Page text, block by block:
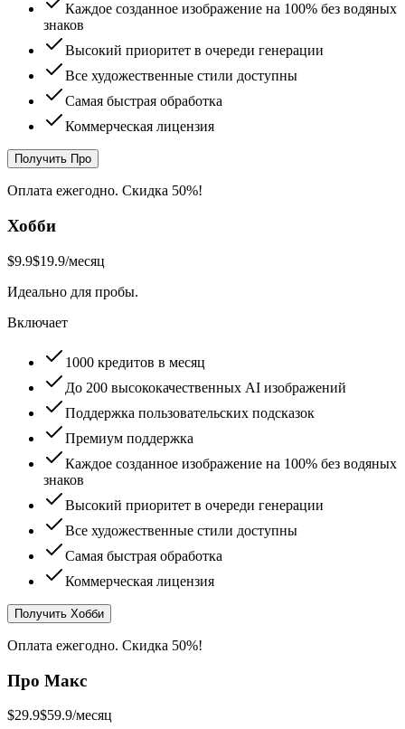
Каждое созданное изображение на 100% без водяных
знаков
Высокий приоритет в очереди генерации
Все художественные стили доступны
Самая быстрая обработка
Коммерческая лицензия
Получить Про
Оплата ежегодно. Скидка 50%!
Хобби
$9.9$19.9/месяц
Идеально для пробы.
Включает
1000 кредитов в месяц
До 200 высококачественных AI изображений
Поддержка пользовательских подсказок
Премиум поддержка
Каждое созданное изображение на 100% без водяных
знаков
Высокий приоритет в очереди генерации
Все художественные стили доступны
Самая быстрая обработка
Коммерческая лицензия
Получить Хобби
Оплата ежегодно. Скидка 50%!
Про Макс
$29.9$59.9/месяц